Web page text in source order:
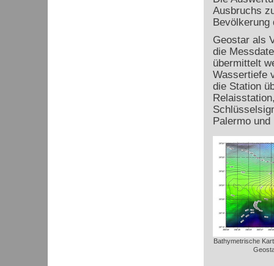
Ausbruchs
Bevölkerung
Geostar als
die
übermittelt
Wassertiefe
die Station
Palermo
Bathymetrische